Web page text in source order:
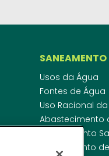
SANEAMENTO
Usos da Água
Fontes de Água
Uso Racional
Abastecimento
Esgotamento
Regulamento